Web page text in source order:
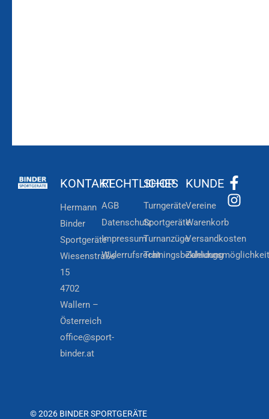
KONTAKT
Hermann
Binder
Sportgeräte
Wiesenstraße
15
4702
Wallern –
Österreich
office@sport-
binder.at
RECHTLICHES
AGB
Datenschutz
Impressum
Widerrufsrecht
SHOP
Turngeräte
Sportgeräte
Turnanzüge
Trainingsbekleidung
KUNDE
Vereine
Warenkorb
Versandkosten
© 2026 BINDER SPORTGERÄTE